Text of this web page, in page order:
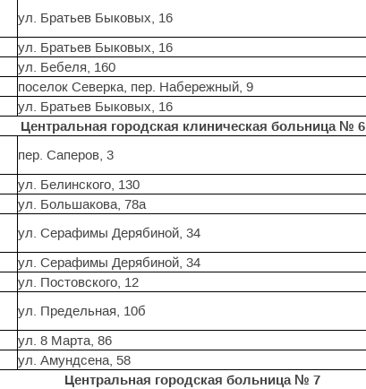
ул. Братьев Быковых, 16
ул. Братьев Быковых, 16
ул. Бебеля, 160
поселок Северка, пер. Набережный, 9
ул. Братьев Быковых, 16
Центральная городская клиническая больница № 6
пер. Саперов, 3
ул. Белинского, 130
ул. Большакова, 78а
ул. Серафимы Дерябиной, 34
ул. Серафимы Дерябиной, 34
ул. Постовского, 12
ул. Предельная, 10б
ул. 8 Марта, 86
ул. Амундсена, 58
Центральная городская больница № 7